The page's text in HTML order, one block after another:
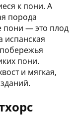
к пони. А
порода
пони — это плод
испанская
пони.
и мягкая,